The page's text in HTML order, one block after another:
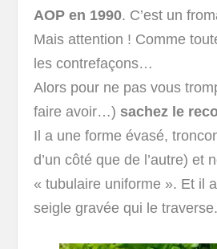
AOP en 1990. C’est un
Mais attention ! Comme
les contrefaçons…
Alors pour ne pas vous
faire avoir…) sachez le
Il a une forme évasé,
d’un côté que de l’autre) et
« tubulaire uniforme ». Et il
seigle gravée qui le traverse.